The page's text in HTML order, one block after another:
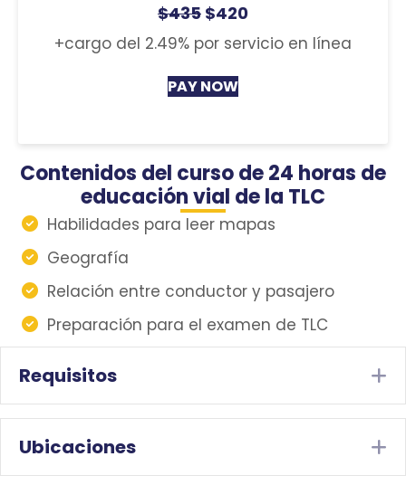
$435 $420
+cargo del 2.49% por servicio en línea
PAY NOW
Contenidos del curso de 24 horas de
educación vial de la TLC
Habilidades para leer mapas
Geografía
Relación entre conductor y pasajero
Preparación para el examen de TLC
Requisitos
Ubicaciones